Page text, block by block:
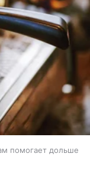
помогает дольше